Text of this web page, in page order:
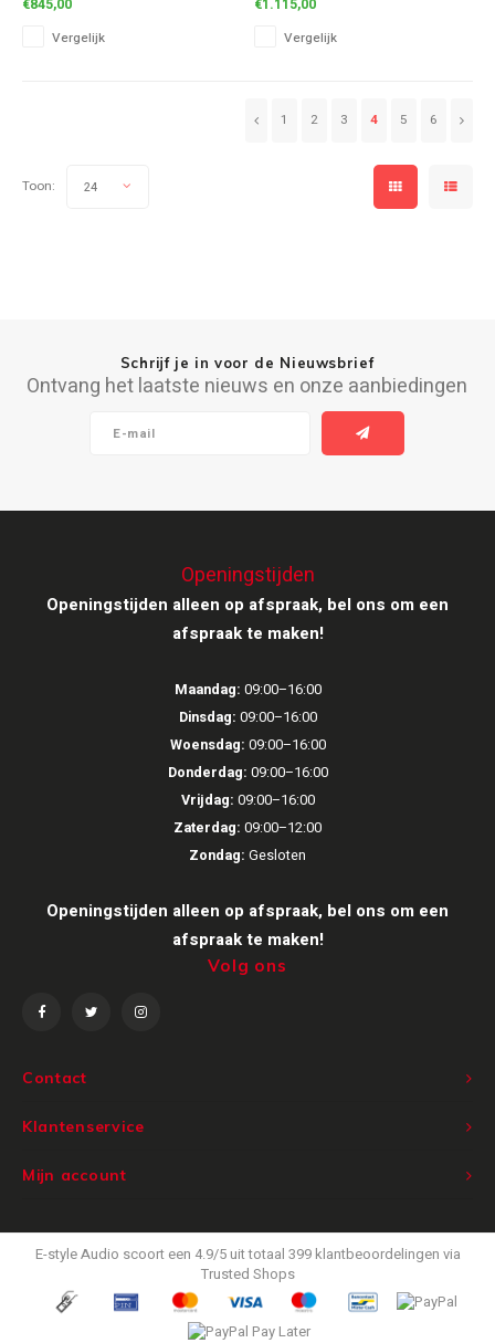
€845,00
Vergelijk
€1.115,00
Vergelijk
1 2 3 4 5 6
Toon: 24
Schrijf je in voor de Nieuwsbrief
Ontvang het laatste nieuws en onze aanbiedingen
Contact
Openingstijden
Openingstijden alleen op afspraak, bel ons om een
afspraak te maken!
Maandag: 09:00–16:00
Dinsdag: 09:00–16:00
Woensdag: 09:00–16:00
Donderdag: 09:00–16:00
Vrijdag: 09:00–16:00
Zaterdag: 09:00–12:00
Zondag: Gesloten
Openingstijden alleen op afspraak, bel ons om een
afspraak te maken!
Volg ons
Klantenservice
Mijn account
E-style Audio scoort een 4.9/5uit totaal 399 klantbeoordelingen via
Trusted Shops